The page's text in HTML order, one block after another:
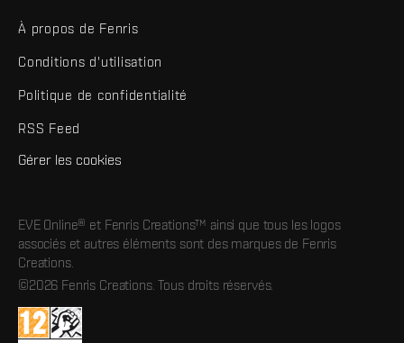
À propos de Fenris
Conditions d'utilisation
Politique de confidentialité
RSS Feed
Gérer les cookies
EVE Online® et Fenris Creations™ ainsi que tous les logos
associés et autres éléments sont des marques de Fenris
Creations.
©2026 Fenris Creations. Tous droits réservés.